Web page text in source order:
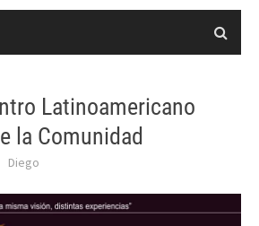
Latinoamericano
la Comunidad
Diego